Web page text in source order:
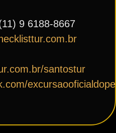
9 6188-8667
santostur